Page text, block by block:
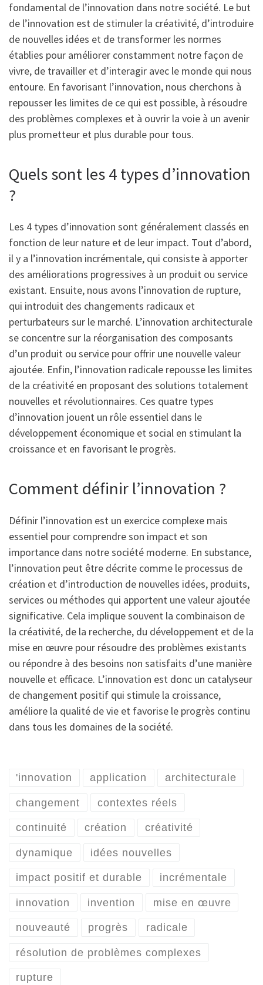
fondamental de l’innovation dans notre société. Le but
de l’innovation est de stimuler la créativité, d’introduire
de nouvelles idées et de transformer les normes
établies pour améliorer constamment notre façon de
vivre, de travailler et d’interagir avec le monde qui nous
entoure. En favorisant l’innovation, nous cherchons à
repousser les limites de ce qui est possible, à résoudre
des problèmes complexes et à ouvrir la voie à un avenir
plus prometteur et plus durable pour tous.
Quels sont les 4 types d’innovation
?
Les 4 types d’innovation sont généralement classés en
fonction de leur nature et de leur impact. Tout d’abord,
il y a l’innovation incrémentale, qui consiste à apporter
des améliorations progressives à un produit ou service
existant. Ensuite, nous avons l’innovation de rupture,
qui introduit des changements radicaux et
perturbateurs sur le marché. L’innovation architecturale
se concentre sur la réorganisation des composants
d’un produit ou service pour offrir une nouvelle valeur
ajoutée. Enfin, l’innovation radicale repousse les limites
de la créativité en proposant des solutions totalement
nouvelles et révolutionnaires. Ces quatre types
d’innovation jouent un rôle essentiel dans le
développement économique et social en stimulant la
croissance et en favorisant le progrès.
Comment définir l’innovation ?
Définir l’innovation est un exercice complexe mais
essentiel pour comprendre son impact et son
importance dans notre société moderne. En substance,
l’innovation peut être décrite comme le processus de
création et d’introduction de nouvelles idées, produits,
services ou méthodes qui apportent une valeur ajoutée
significative. Cela implique souvent la combinaison de
la créativité, de la recherche, du développement et de la
mise en œuvre pour résoudre des problèmes existants
ou répondre à des besoins non satisfaits d’une manière
nouvelle et efficace. L’innovation est donc un catalyseur
de changement positif qui stimule la croissance,
améliore la qualité de vie et favorise le progrès continu
dans tous les domaines de la société.
'innovation application architecturale
changement contextes réels
continuité création créativité
dynamique idées nouvelles
impact positif et durable incrémentale
innovation invention mise en œuvre
nouveauté progrès radicale
résolution de problèmes complexes
rupture